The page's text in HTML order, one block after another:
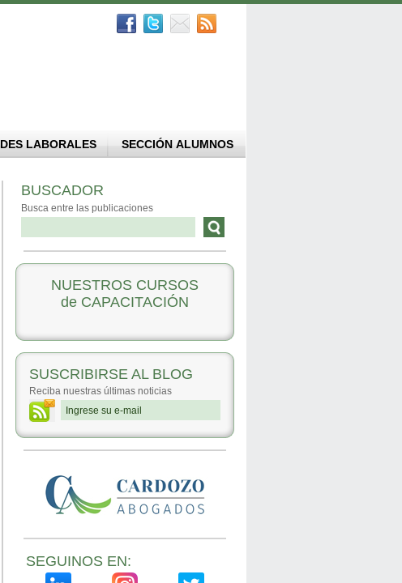
LABORALES SECCIÓN ALUMNOS
BUSCADOR
Busca entre las publicaciones
NUESTROS CURSOS
de CAPACITACIÓN
SUSCRIBIRSE AL BLOG
Reciba nuestras últimas noticias
SEGUINOS EN: